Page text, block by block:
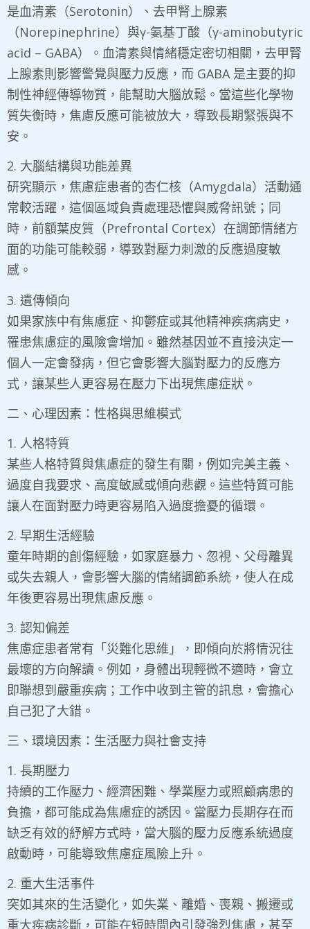
是血清素（Serotonin）、去甲腎上腺素
（Norepinephrine）與γ-氨基丁酸（γ-aminobutyric
acid – GABA）。血清素與情緒穩定密切相關，去甲腎
上腺素則影響警覺與壓力反應，而 GABA 是主要的抑
制性神經傳導物質，能幫助大腦放鬆。當這些化學物
質失衡時，焦慮反應可能被放大，導致長期緊張與不
安。
2. 大腦結構與功能差異
​研究顯示，焦慮症患者的杏仁核（Amygdala）活動通
常較活躍，這個區域負責處理恐懼與威脅訊號；同
時，前額葉皮質（Prefrontal Cortex）在調節情緒方
面的功能可能較弱，導致對壓力刺激的反應過度敏
感。
3. 遺傳傾向
​如果家族中有焦慮症、抑鬱症或其他精神疾病病史，
罹患焦慮症的風險會增加。雖然基因並不直接決定一
個人一定會發病，但它會影響大腦對壓力的反應方
式，讓某些人更容易在壓力下出現焦慮症狀。
二、心理因素：性格與思維模式
​1. 人格特質
某些人格特質與焦慮症的發生有關，例如完美主義、
過度自我要求、高度敏感或傾向悲觀。這些特質可能
讓人在面對壓力時更容易陷入過度擔憂的循環。
2. 早期生活經驗
​童年時期的創傷經驗，如家庭暴力、忽視、父母離異
或失去親人，會影響大腦的情緒調節系統，使人在成
年後更容易出現焦慮反應。
3. 認知偏差
焦慮症患者常有「災難化思維」，即傾向於將情況往
最壞的方向解讀。例如，身體出現輕微不適時，會立
即聯想到嚴重疾病；工作中收到主管的訊息，會擔心
自己犯了大錯。
三、環境因素：生活壓力與社會支持
​1. 長期壓力
​持續的工作壓力、經濟困難、學業壓力或照顧病患的
負擔，都可能成為焦慮症的誘因。當壓力長期存在而
缺乏有效的紓解方式時，當大腦的壓力反應系統過度
啟動時，可能導致焦慮症風險上升。
2. 重大生活事件
突如其來的生活變化，如失業、離婚、喪親、搬遷或
重大疾病診斷，可能在短時間內引發強烈焦慮，甚至